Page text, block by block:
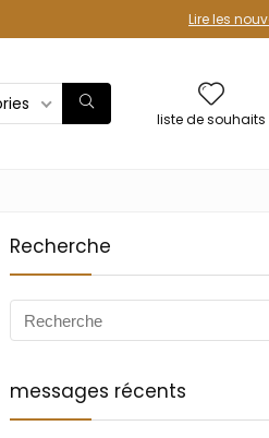
Lire les
liste de souhaits
Recherche
messages récents